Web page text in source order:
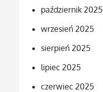
październik 2025
wrzesień 2025
sierpień 2025
lipiec 2025
czerwiec 2025